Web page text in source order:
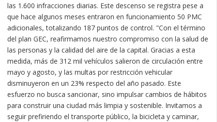
las 1.600 infracciones diarias. Este descenso se registra pese a
que hace algunos meses entraron en funcionamiento 50 PMC
adicionales, totalizando 187 puntos de control. "Con el término
del plan GEC, reafirmamos nuestro compromiso con la salud de
las personas y la calidad del aire de la capital. Gracias a esta
medida, más de 312 mil vehículos salieron de circulación entre
mayo y agosto, y las multas por restricción vehicular
disminuyeron en un 23% respecto del año pasado. Este
esfuerzo no busca sancionar, sino impulsar cambios de hábitos
para construir una ciudad más limpia y sostenible. Invitamos a
seguir prefiriendo el transporte público, la bicicleta y caminar,